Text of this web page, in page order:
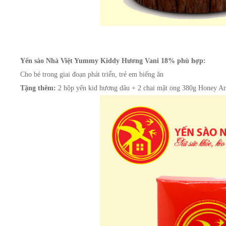
Yến sào Nhà Việt Yummy Kiddy Hương Vani 18% phù hợp:
Cho bé trong giai đoạn phát triển, trẻ em biếng ăn
Tặng thêm: 2 hộp yến kid hương dâu + 2 chai mật ong 380g Honey